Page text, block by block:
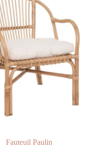
Fauteuil Paulin